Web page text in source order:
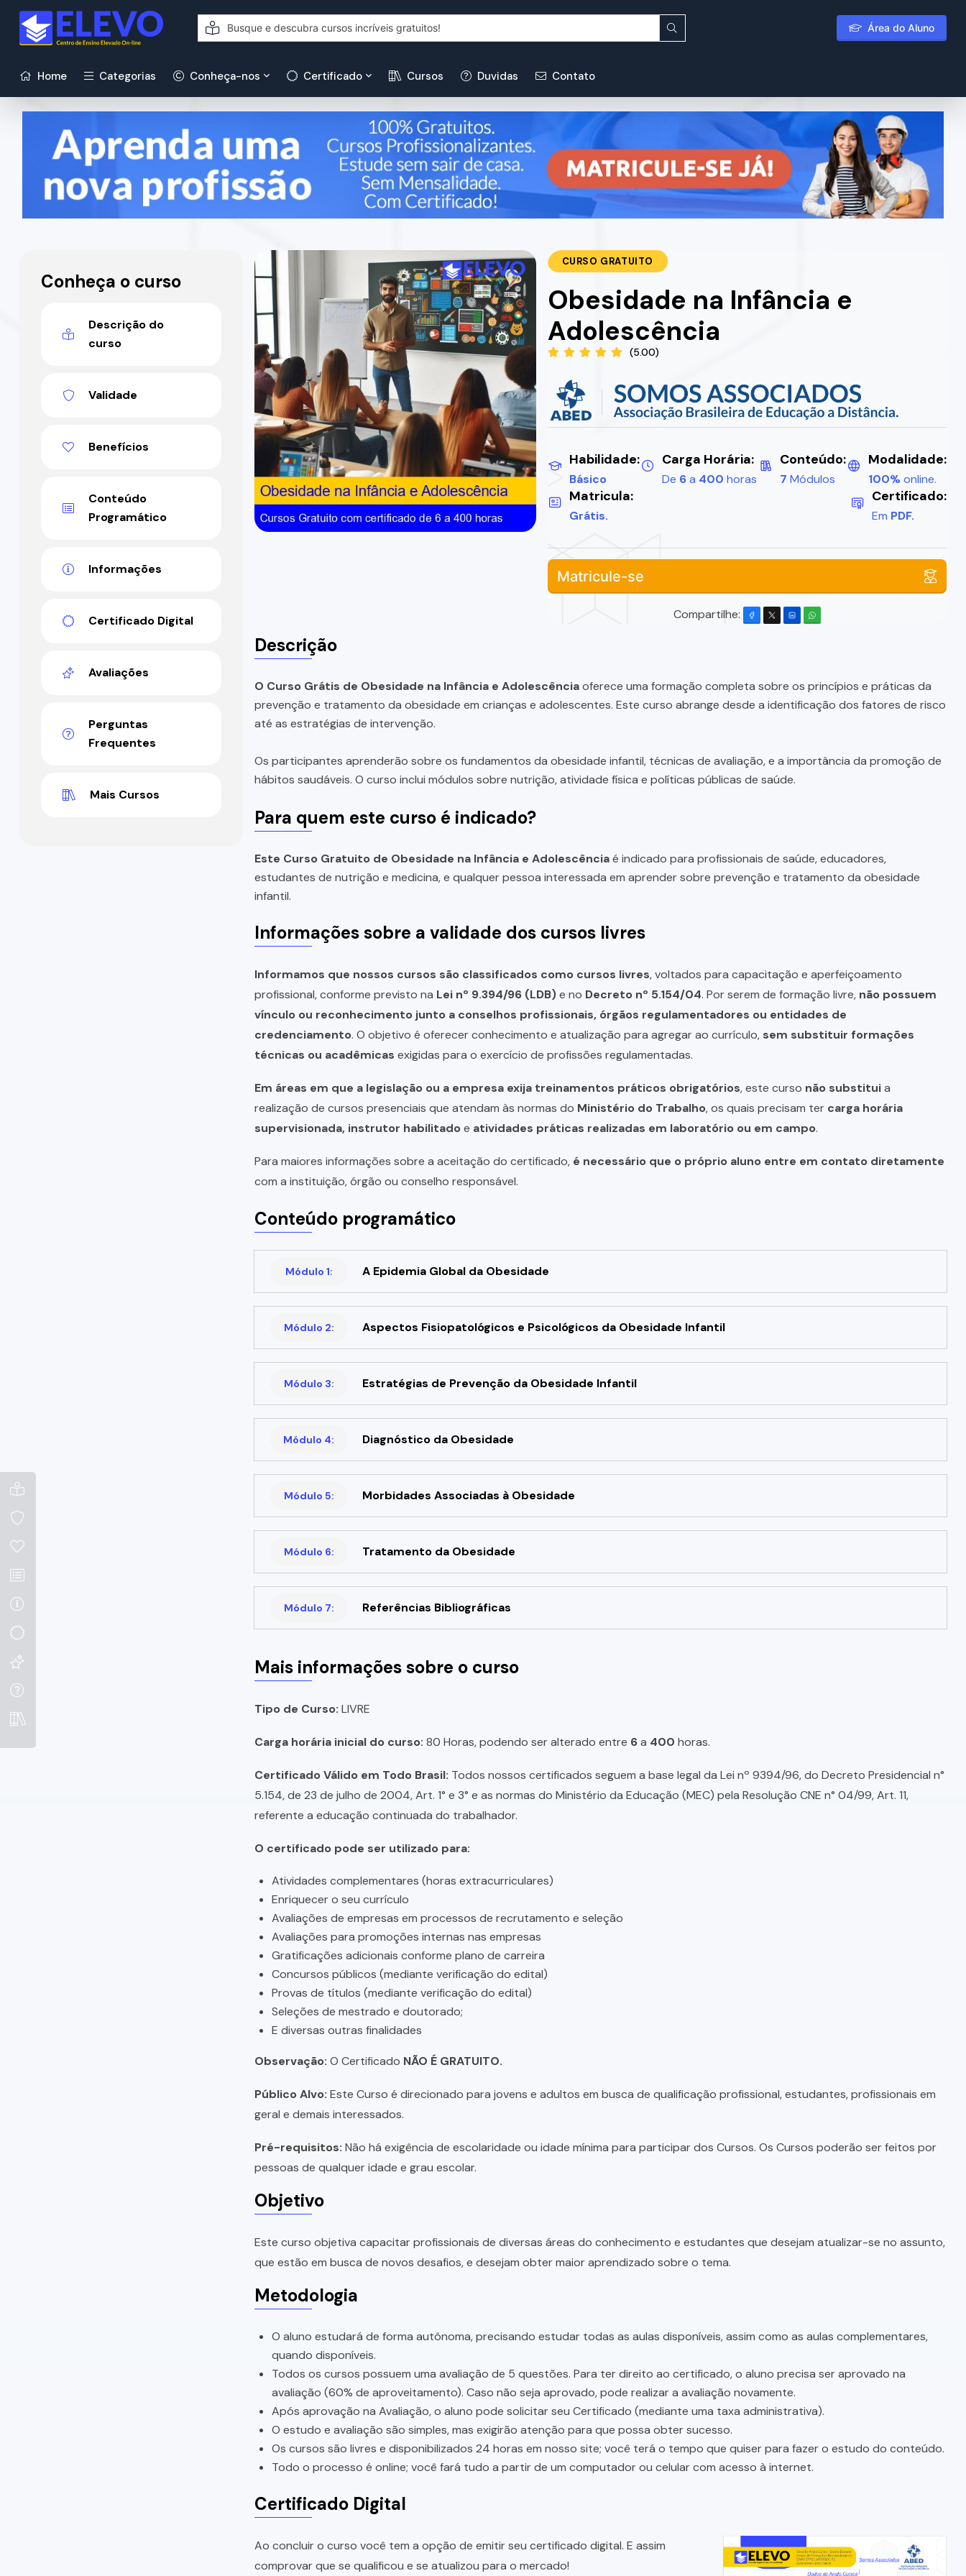
Área do Aluno
Home Categorias Conheça-nos Certificado Cursos Duvidas Contato
CURSO GRATUITO
Obesidade na Infância e
Adolescência
(5.00)
Habilidade:
Básico
Carga Horária:
De 6a 400 horas
Conteúdo:
7 Módulos
Modalidade:
100%online.
Matricula:
Grátis.
Certificado:
Em PDF.
Matricule-se
Compartilhe:
Descrição
O Curso Grátis de Obesidade na Infância e Adolescênciaoferece uma formação completa sobre os princípios e práticas da
prevenção e tratamento da obesidade em crianças e adolescentes. Este curso abrange desde a identificação dos fatores de risco
até as estratégias de intervenção.
Os participantes aprenderão sobre os fundamentos da obesidade infantil, técnicas de avaliação, e a importância da promoção de
hábitos saudáveis. O curso inclui módulos sobre nutrição, atividade física e políticas públicas de saúde.
Para quem este curso é indicado?
Este Curso Gratuito de Obesidade na Infância e Adolescênciaé indicado para profissionais de saúde, educadores,
estudantes de nutrição e medicina, e qualquer pessoa interessada em aprender sobre prevenção e tratamento da obesidade
infantil.
Informações sobre a validade dos cursos livres
Informamos que nossos cursos são classificados como cursos livres, voltados para capacitação e aperfeiçoamento
profissional, conforme previsto na Lei nº 9.394/96 (LDB)e no Decreto nº 5.154/04. Por serem de formação livre, não possuem
vínculo ou reconhecimento junto a conselhos profissionais, órgãos regulamentadores ou entidades de
credenciamento. O objetivo é oferecer conhecimento e atualização para agregar ao currículo, sem substituir formações
técnicas ou acadêmicas exigidas para o exercício de profissões regulamentadas.
Em áreas em que a legislação ou a empresa exija treinamentos práticos obrigatórios, este curso não substituia
realização de cursos presenciais que atendam às normas do Ministério do Trabalho, os quais precisam ter carga horária
supervisionada, instrutor habilitadoe atividades práticas realizadas em laboratório ou em campo.
Para maiores informações sobre a aceitação do certificado, é necessário que o próprio aluno entre em contato diretamente
com a instituição, órgão ou conselho responsável.
Conteúdo programático
Módulo 1: A Epidemia Global da Obesidade
Módulo 2: Aspectos Fisiopatológicos e Psicológicos da Obesidade Infantil
Módulo 3: Estratégias de Prevenção da Obesidade Infantil
Módulo 4: Diagnóstico da Obesidade
Módulo 5: Morbidades Associadas à Obesidade
Módulo 6: Tratamento da Obesidade
Módulo 7: Referências Bibliográficas
Mais informações sobre o curso
Tipo de Curso: LIVRE
Carga horária inicial do curso: 80 Horas, podendo ser alterado entre 6a 400 horas.
Certificado Válido em Todo Brasil: Todos nossos certificados seguem a base legal da Lei nº 9394/96, do Decreto Presidencial n°
5.154, de 23 de julho de 2004, Art. 1° e 3° e as normas do Ministério da Educação (MEC) pela Resolução CNE n° 04/99, Art. 11,
referente a educação continuada do trabalhador.
O certificado pode ser utilizado para:
Atividades complementares (horas extracurriculares)
Enriquecer o seu currículo
Avaliações de empresas em processos de recrutamento e seleção
Avaliações para promoções internas nas empresas
Gratificações adicionais conforme plano de carreira
Concursos públicos (mediante verificação do edital)
Provas de títulos (mediante verificação do edital)
Seleções de mestrado e doutorado;
E diversas outras finalidades
Observação: O Certificado NÃO É GRATUITO.
Público Alvo: Este Curso é direcionado para jovens e adultos em busca de qualificação profissional, estudantes, profissionais em
geral e demais interessados.
Pré-requisitos: Não há exigência de escolaridade ou idade mínima para participar dos Cursos. Os Cursos poderão ser feitos por
pessoas de qualquer idade e grau escolar.
Objetivo
Este curso objetiva capacitar profissionais de diversas áreas do conhecimento e estudantes que desejam atualizar-se no assunto,
que estão em busca de novos desafios, e desejam obter maior aprendizado sobre o tema.
Metodologia
O aluno estudará de forma autônoma, precisando estudar todas as aulas disponíveis, assim como as aulas complementares,
quando disponíveis.
Todos os cursos possuem uma avaliação de 5 questões. Para ter direito ao certificado, o aluno precisa ser aprovado na
avaliação (60% de aproveitamento). Caso não seja aprovado, pode realizar a avaliação novamente.
Após aprovação na Avaliação, o aluno pode solicitar seu Certificado (mediante uma taxa administrativa).
O estudo e avaliação são simples, mas exigirão atenção para que possa obter sucesso.
Os cursos são livres e disponibilizados 24 horas em nosso site; você terá o tempo que quiser para fazer o estudo do conteúdo.
Todo o processo é online; você fará tudo a partir de um computador ou celular com acesso à internet.
Certificado Digital
Ao concluir o curso você tem a opção de emitir seu certificado digital. E assim
comprovar que se qualificou e se atualizou para o mercado!
Conheça o curso
Descrição do
curso
Validade
Benefícios
Conteúdo
Programático
Informações
Certificado Digital
Avaliações
Perguntas
Frequentes
Mais Cursos